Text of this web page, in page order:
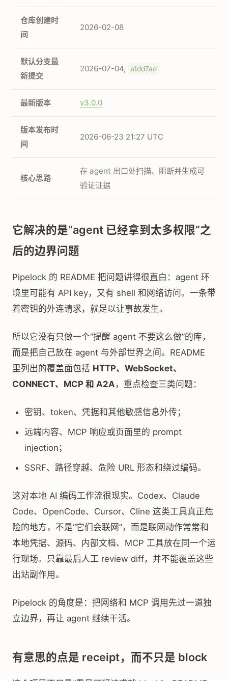
仓库创建时
间
2026-02-08
默认分支最
新提交
2026-07-04, a1dd7ad
最新版本 v3.0.0
版本发布时
间
2026-06-23 21:27 UTC
核心思路
在 agent 出口处扫描、阻断并生成可
验证证据
它解决的是“agent 已经拿到太多权限”之
后的边界问题
Pipelock 的 README 把问题讲得很直白：agent 环
境里可能有 API key，又有 shell 和网络访问。一条带
着密钥的外连请求，就足以让事故发生。
所以它没有只做一个“提醒 agent 不要这么做”的库，
而是把自己放在 agent 与外部世界之间。README
里列出的覆盖面包括 HTTP、WebSocket、
CONNECT、MCP 和 A2A ，重点检查三类问题：
密钥、token、凭据和其他敏感信息外传；
远端内容、MCP 响应或页面里的 prompt
injection；
SSRF、路径穿越、危险 URL 形态和绕过编码。
这对本地 AI 编码工作流很现实。Codex、Claude
Code、OpenCode、Cursor、Cline 这类工具真正危
险的地方，不是“它们会联网”，而是联网动作常常和
本地凭据、源码、内部文档、MCP 工具放在同一个运
行现场。只靠最后人工 review diff，并不能覆盖这些
出站副作用。
Pipelock 的角度是：把网络和 MCP 调用先过一道独
立边界，再让 agent 继续干活。
有意思的点是 receipt，而不只是 block